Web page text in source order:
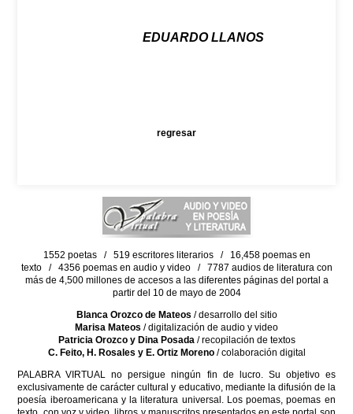
EDUARDO LLANOS
regresar
1552 poetas / 519 escritores literarios / 16,458 poemas en
texto / 4356 poemas en audio y video / 7787 audios de literatura con
más de 4,500 millones de accesos a las diferentes páginas del portal a
partir del 10 de mayo de 2004
Blanca Orozco de Mateos / desarrollo del sitio
Marisa Mateos / digitalización de audio y video
Patricia Orozco y Dina Posada/ recopilación de textos
C. Feito, H. Rosales y E. Ortiz Moreno/ colaboración digital
PALABRA VIRTUAL no persigue ningún fin de lucro. Su objetivo es
exclusivamente de carácter cultural y educativo, mediante la difusión de la
poesía iberoamericana y la literatura universal. Los poemas, poemas en